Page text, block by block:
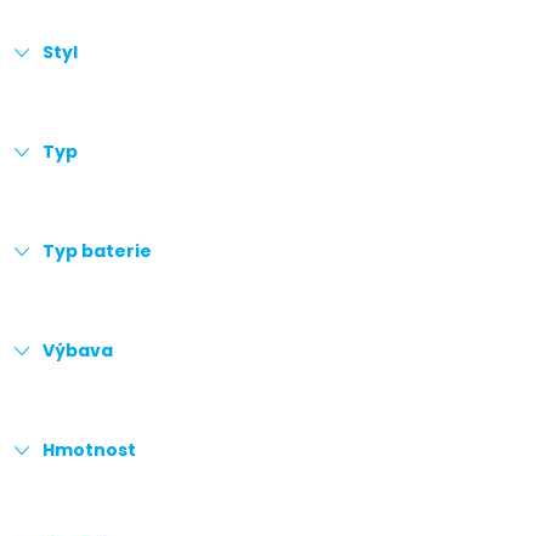
Styl
Typ
Typ baterie
Výbava
Hmotnost